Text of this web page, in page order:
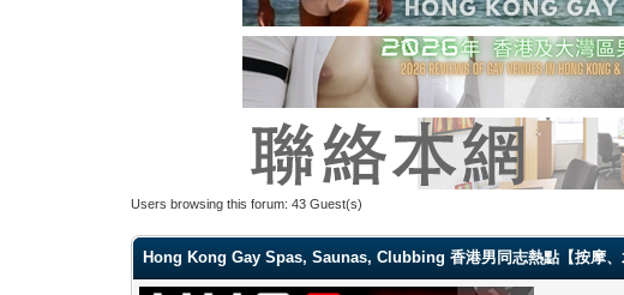
Users browsing this forum: 43 Guest(s)
Hong Kong Gay Spas, Saunas, Clubbing 香港男同志熱點【按摩